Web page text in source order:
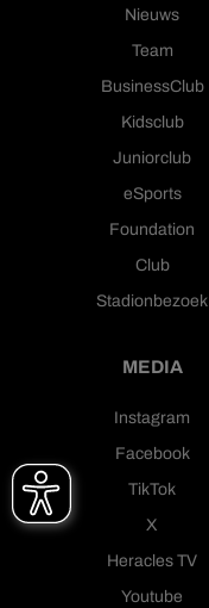
Nieuws
Team
BusinessClub
Kidsclub
Juniorclub
eSports
Foundation
Club
Stadionbezoek
MEDIA
Instagram
Facebook
TikTok
X
Heracles TV
Youtube